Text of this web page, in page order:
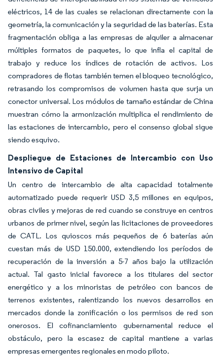
eléctricos, 14 de las cuales se relacionan directamente con la
geometría, la comunicación y la seguridad de las baterías. Esta
fragmentación obliga a las empresas de alquiler a almacenar
múltiples formatos de paquetes, lo que infla el capital de
trabajo y reduce los índices de rotación de activos. Los
compradores de flotas también temen el bloqueo tecnológico,
retrasando los compromisos de volumen hasta que surja un
conector universal. Los módulos de tamaño estándar de China
muestran cómo la armonización multiplica el rendimiento de
las estaciones de intercambio, pero el consenso global sigue
siendo esquivo.
Despliegue de Estaciones de Intercambio con Uso
Intensivo de Capital
Un centro de intercambio de alta capacidad totalmente
automatizado puede requerir USD 3,5 millones en equipos,
obras civiles y mejoras de red cuando se construye en centros
urbanos de primer nivel, según las licitaciones de proveedores
de CATL. Los quioscos más pequeños de 6 baterías aún
cuestan más de USD 150.000, extendiendo los períodos de
recuperación de la inversión a 5-7 años bajo la utilización
actual. Tal gasto inicial favorece a los titulares del sector
energético y a los minoristas de petróleo con bancos de
terrenos existentes, ralentizando los nuevos desarrollos en
mercados donde la zonificación o los permisos de red son
onerosos. El cofinanciamiento gubernamental reduce el
obstáculo, pero la escasez de capital mantiene a varias
empresas emergentes regionales en modo piloto.